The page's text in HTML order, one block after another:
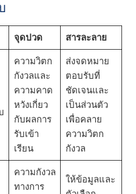
จุดปวด สารละลาย
ความวิตก
กังวลและ
ความคาด
หวังเกี่ยว
กับผลการ
รับเข้า
เรียน
ส่งจดหมาย
ตอบรับที่
ชัดเจนและ
เป็นส่วนตัว
เพื่อคลาย
ความวิตก
กังวล
ความกังวล
ทางการ
ให้ข้อมูลและ